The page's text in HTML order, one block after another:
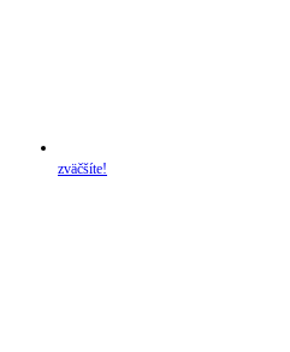
zväčšíte!